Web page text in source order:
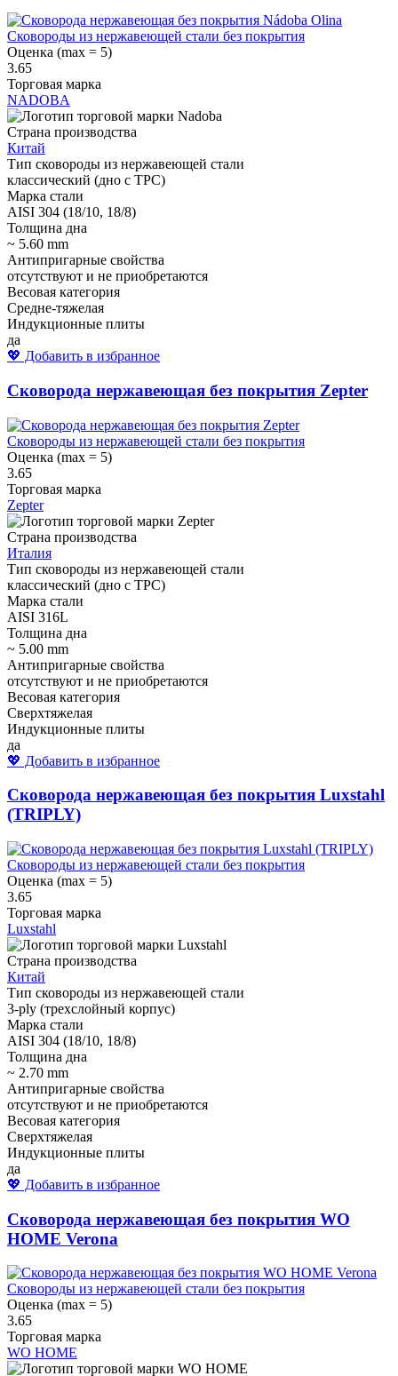
Сковороды из нержавеющей стали без покрытия
Оценка (max = 5)
3.65
Торговая марка
NADOBA
Страна производства
Китай
Тип сковороды из нержавеющей стали
классический (дно с ТРС)
Марка стали
AISI 304 (18/10, 18/8)
Толщина дна
~ 5.60 mm
Антипригарные свойства
отсутствуют и не приобретаются
Весовая категория
Средне-тяжелая
Индукционные плиты
да
💖 Добавить в избранное
Сковорода нержавеющая без покрытия Zepter
Сковороды из нержавеющей стали без покрытия
Оценка (max = 5)
3.65
Торговая марка
Zepter
Страна производства
Италия
Тип сковороды из нержавеющей стали
классический (дно с ТРС)
Марка стали
AISI 316L
Толщина дна
~ 5.00 mm
Антипригарные свойства
отсутствуют и не приобретаются
Весовая категория
Сверхтяжелая
Индукционные плиты
да
💖 Добавить в избранное
Сковорода нержавеющая без покрытия Luxstahl
(TRIPLY)
Сковороды из нержавеющей стали без покрытия
Оценка (max = 5)
3.65
Торговая марка
Luxstahl
Страна производства
Китай
Тип сковороды из нержавеющей стали
3-ply (трехслойный корпус)
Марка стали
AISI 304 (18/10, 18/8)
Толщина дна
~ 2.70 mm
Антипригарные свойства
отсутствуют и не приобретаются
Весовая категория
Сверхтяжелая
Индукционные плиты
да
💖 Добавить в избранное
Сковорода нержавеющая без покрытия WO
HOME Verona
Сковороды из нержавеющей стали без покрытия
Оценка (max = 5)
3.65
Торговая марка
WO HOME